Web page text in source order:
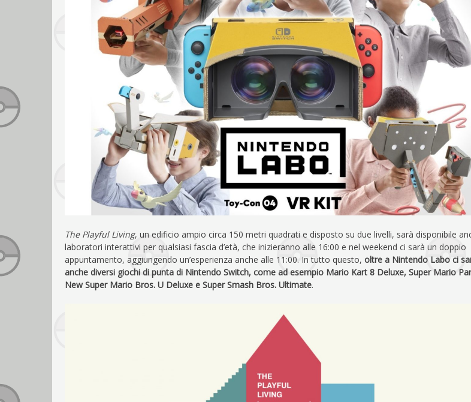
The Playful Living, un edificio ampio circa 150 metri quadrati e disposto su due livelli, sarà disponibile
laboratori interattivi per qualsiasi fascia d’età, che inizieranno alle 16:00 e nel weekend ci sarà un doppio
appuntamento, aggiungendo un’esperienza anche alle 11:00. In tutto questo, oltre a Nintendo Labo ci
anche diversi giochi di punta di Nintendo Switch, come ad esempio Mario Kart 8 Deluxe, Super Mario
New Super Mario Bros. U Deluxe e Super Smash Bros. Ultimate.